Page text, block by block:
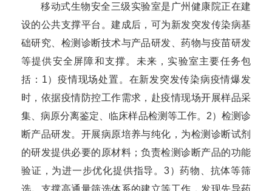
移动式生物安全三级实验室是广州健康院正在建
设的公共支撑平台。建成后，可为新发突发传染病基
础研究、检测诊断技术与产品研发、药物与疫苗研发
等提供安全屏障和支撑。未来，实验室主要任务包
括：1）疫情现场处置。在新发突发传染病疫情爆发
时，依据疫情防控工作需求，赴疫情现场开展样品采
集、病原分离鉴定、临床样品检测等工作。2）检测诊
断产品研发。开展病原培养与纯化，为检测诊断试剂
的研发提供必要的原材料；负责检测诊断产品的功能
验证，为进一步优化提供指导。3）药物、抗体等筛
选。支撑高通量筛选体系的建立等工作，发现先导药